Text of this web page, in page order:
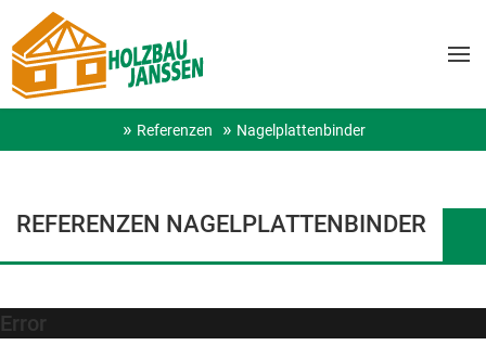
Referenzen Nagelplattenbinder
REFERENZEN NAGELPLATTENBINDER
Error